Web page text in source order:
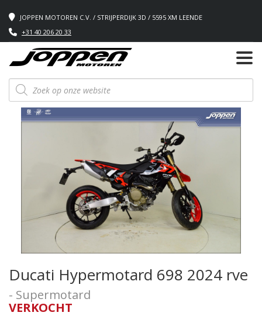
JOPPEN MOTOREN C.V. / STRIJPERDIJK 3D / 5595 XM LEENDE
+31 40 206 20 33
Producten
zoeken
Ducati Hypermotard 698 2024 rve
- Supermotard
VERKOCHT